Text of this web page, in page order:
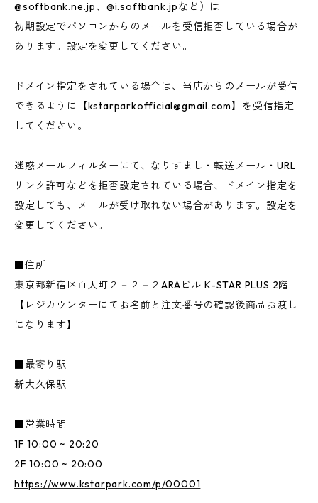
@softbank.ne.jp、@i.softbank.jpなど）は
初期設定でパソコンからのメールを受信拒否している場合が
あります。設定を変更してください。
ドメイン指定をされている場合は、当店からのメールが受信
できるように【kstarparkofficial@gmail.com】を受信指定
してください。
迷惑メールフィルターにて、なりすまし・転送メール・URL
リンク許可などを拒否設定されている場合、ドメイン指定を
設定しても、メールが受け取れない場合があります。設定を
変更してください。
■住所
東京都新宿区百人町２－２－２ARAビル K-STAR PLUS 2階
【レジカウンターにてお名前と注文番号の確認後商品お渡し
になります】
■最寄り駅
新大久保駅
■営業時間
1F 10:00 ~ 20:20
2F 10:00 ~ 20:00
https://www.kstarpark.com/p/00001